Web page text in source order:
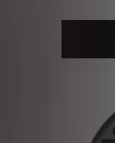
Price
Quantity